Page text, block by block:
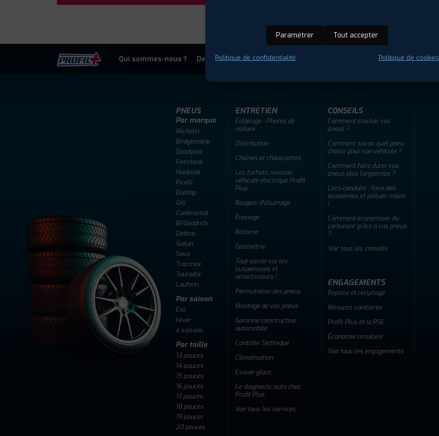
Qui sommes-nous ? Devenir adherent Offres d'emploi
PNEUS
Par marque
Michelin
Bridgestone
Goodyear
Firestone
Hankook
Pirelli
Dunlop
Giti
Continental
BFGoodrich
Debica
Sailun
Sava
Tracmax
Tourador
Laufenn
Par saison
Été
Hiver
4 saisons
Par taille
13 pouces
14 pouces
15 pouces
16 pouces
17 pouces
18 pouces
19 pouces
20 pouces
ENTRETIEN
Éclairage - Phares de
voiture
Distribution
Chaînes et chaussettes
Les forfaits révision
véhicule électrique Profil
Plus
Bougies d'allumage
Freinage
Batterie
Géométrie
Tout savoir sur les
suspensions et
amortisseurs !
Permutation des pneus
Montage de vos pneus
Garantie constructeur
automobile
Contrôle Technique
Climatisation
Essuie-glace
Le diagnostic auto chez
Profil Plus
Voir tous les services
CONSEILS
Comment stocker vos
pneus ?
Comment savoir quel pneu
choisir pour son véhicule ?
Comment faire durer vos
pneus plus longtemps ?
L'éco-conduite : faire des
économies et polluer moins
!
Comment économiser du
carburant grâce à vos pneus
?
Voir tous les conseils
ENGAGEMENTS
Reprise et recyclage
Mesures sanitaires
Profil Plus et la RSE
Économie circulaire
Voir tous les engagements
Paramétrer Tout accepter
Politique de confidentialité Politique de cookies